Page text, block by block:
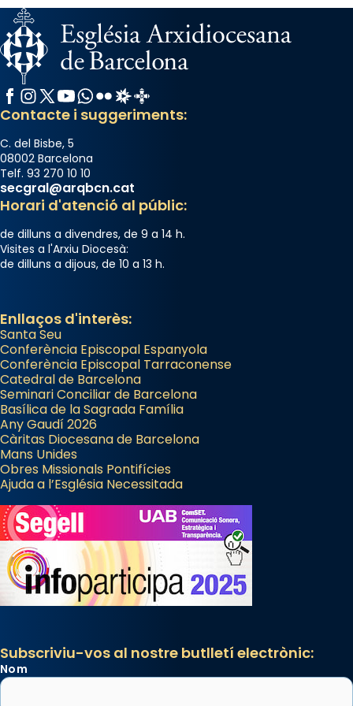
Facebook
Instagram
X / Twitter
YouTube
WhatsApp
FlickrRadio Estel
Catalunya Cristiana
Contacte i suggeriments:
C. del Bisbe, 5
08002 Barcelona
Telf. 93 270 10 10
secgral@arqbcn.cat
Horari d'atenció al públic:
de dilluns a divendres, de 9 a 14 h.
Visites a l'Arxiu Diocesà:
de dilluns a dijous, de 10 a 13 h.
Enllaços d'interès:
Santa Seu
Conferència Episcopal Espanyola
Conferència Episcopal Tarraconense
Catedral de Barcelona
Seminari Conciliar de Barcelona
Basílica de la Sagrada Família
Any Gaudí 2026
Càritas Diocesana de Barcelona
Mans Unides
Obres Missionals Pontifícies
Ajuda a l’Església Necessitada
Subscriviu-vos al nostre butlletí electrònic:
Nom